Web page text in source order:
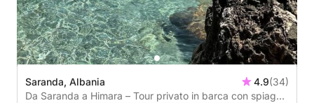
Saranda, Albania 4.9(34)
Da Saranda a Himara – Tour privato in barca con spiagge